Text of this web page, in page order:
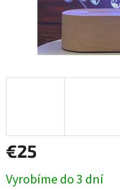
€25
cena:
Vyrobíme do 3 dní